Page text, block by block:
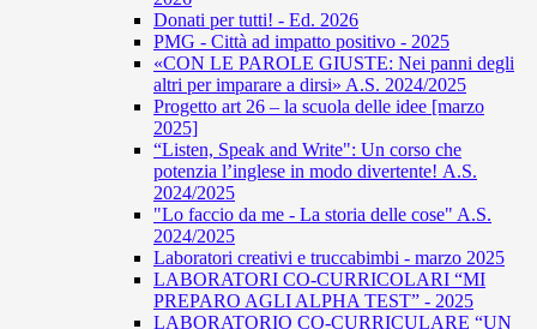
Donati per tutti! - Ed. 2026
PMG - Città ad impatto positivo - 2025
«CON LE PAROLE GIUSTE: Nei panni degli
altri per imparare a dirsi» A.S. 2024/2025
Progetto art 26 – la scuola delle idee [marzo
2025]
“Listen, Speak and Write": Un corso che
potenzia l’inglese in modo divertente! A.S.
2024/2025
"Lo faccio da me - La storia delle cose" A.S.
2024/2025
Laboratori creativi e truccabimbi - marzo 2025
LABORATORI CO-CURRICOLARI “MI
PREPARO AGLI ALPHA TEST” - 2025
LABORATORIO CO-CURRICULARE “UN